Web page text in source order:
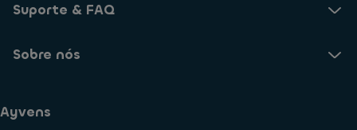
Suporte & FAQ
Sobre nós
Ayvens